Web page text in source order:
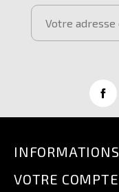
INFORMATIONS
VOTRE COMPTE